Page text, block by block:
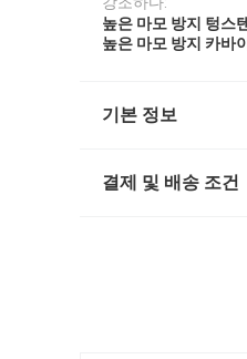
높은 마모 방지 텅스
높은 마모 방지 카바
기본 정보
결제 및 배송 조건